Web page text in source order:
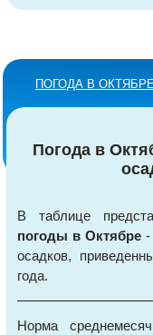
ПОГОДА В
Погода в
В таблице
погоды в Октябре-
осадков,
года.
Норма